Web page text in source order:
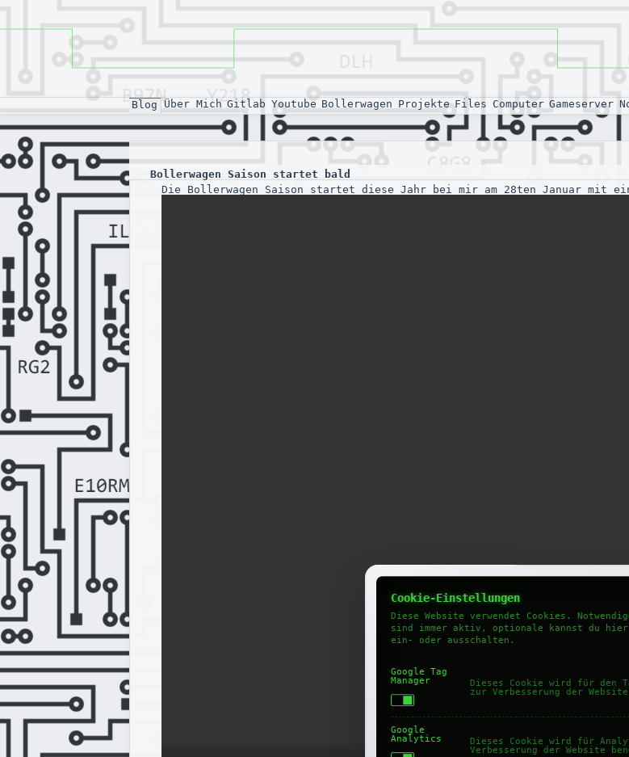
Blog Über Mich Gitlab Youtube Bollerwagen Projekte Files Computer Gameserver
Bollerwagen Saison startet bald
Die Bollerwagen Saison startet diese Jahr bei mir am 28ten Januar mit
Cookie-Einstellungen
Diese Website verwendet Cookies.
sind immer aktiv, optionale kannst du
ein- oder ausschalten.
Google Tag
Manager
Dieses Cookie wird für den
zur Verbesserung der
Google
Analytics
Dieses Cookie wird für
Verbesserung der Website